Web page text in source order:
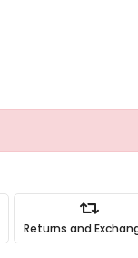
Returns and